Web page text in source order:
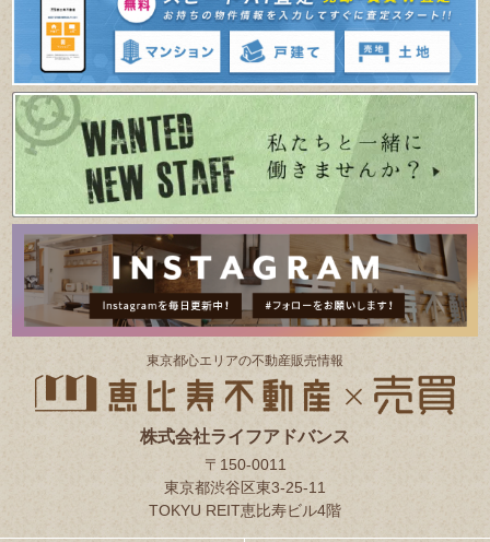
東京都⼼エリアの不動産販売情報
株式会社ライフアドバンス
〒150-0011
東京都渋谷区東3-25-11
TOKYU REIT恵比寿ビル4階